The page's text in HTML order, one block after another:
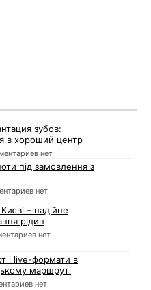
зубов:
в хороший центр
нет
під замовлення з
нет
– надійне
рідин
нет
і live-формати в
маршруті
нет